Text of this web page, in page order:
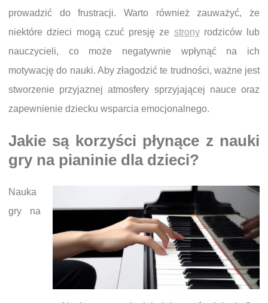
prowadzić do frustracji. Warto również zauważyć, że
niektóre dzieci mogą czuć presję ze stronyrodziców lub
nauczycieli, co może negatywnie wpłynąć na ich
motywację do nauki. Aby złagodzić te trudności, ważne jest
stworzenie przyjaznej atmosfery sprzyjającej nauce oraz
zapewnienie dziecku wsparcia emocjonalnego.
Jakie są korzyści płynące z nauki
gry na pianinie dla dzieci?
Nauka
gry na